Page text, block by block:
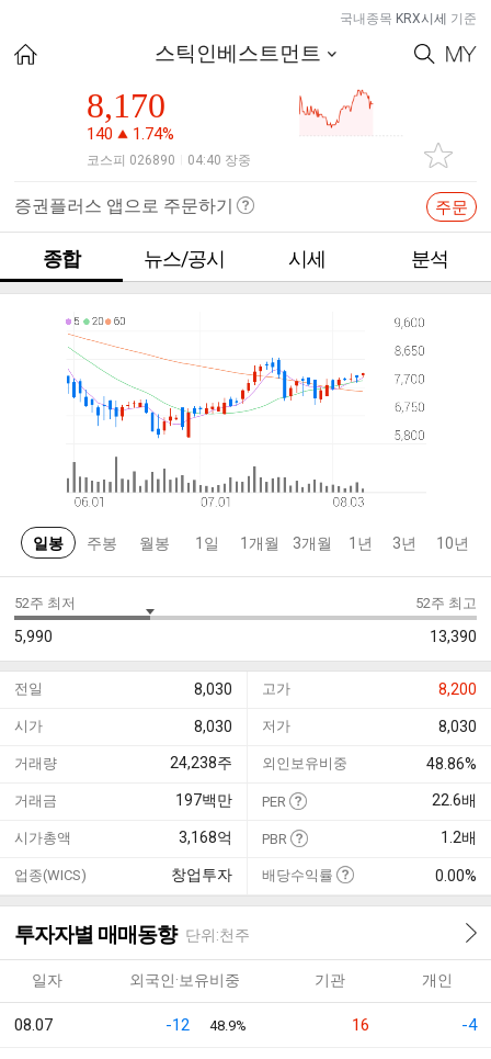
국내종목 KRX시세 기준
스틱인베스트먼트
8,170
140 1.74%
코스피 026890 04:40 장중
증권플러스 앱으로 주문하기 주문
종합 뉴스/공시 시세 분석
일봉 주봉 월봉 1일 1개월 3개월 1년 3년 10년
52주 최저
5,990
52주 최고
13,390
전일 8,030 고가 8,200
시가 8,030 저가 8,030
거래량 24,238주 외인보유비중 48.86%
거래금 197백만 PER 22.6배
시가총액 3,168억 PBR 1.2배
업종(WICS) 창업투자 배당수익률 0.00%
투자자별 매매동향 단위:천주
일자 외국인·보유비중 기관 개인
08.07 -12 48.9% 16 -4